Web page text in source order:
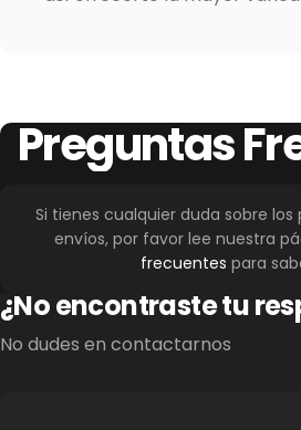
Preguntas
Si tienes cualquier duda sobre
envíos, por favor lee nuestra
frecuentes para
¿No encontraste tu
No dudes en contactarnos